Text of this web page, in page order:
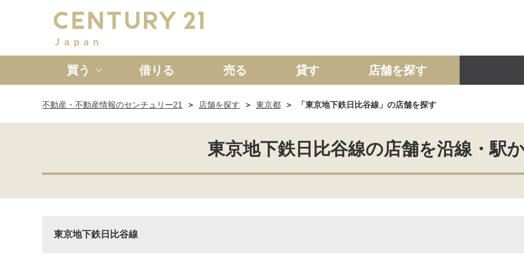
買う
新築一戸建て 中古一戸建て マンション 土地
借りる 売る 貸す 店舗を探す
不動産・不動産情報のセンチュリー21 店舗を探す 東京都 「東京地下鉄日比谷線」の店舗を探す
東京地下鉄日比谷線の店舗を沿線・駅
東京地下鉄日比谷線